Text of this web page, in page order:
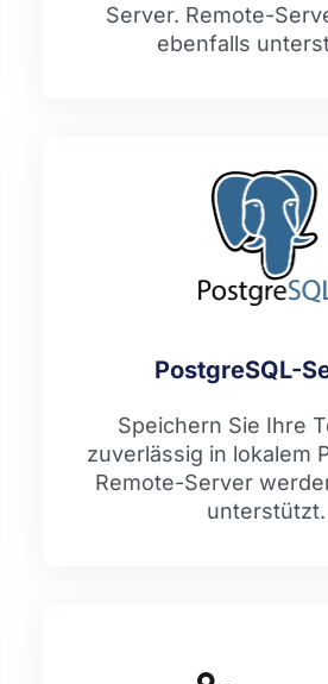
Server. Remote-
ebenfalls
PostgreSQL-
Speichern Sie Ihre
zuverlässig in lokalem
Remote-Server
unterstützt.